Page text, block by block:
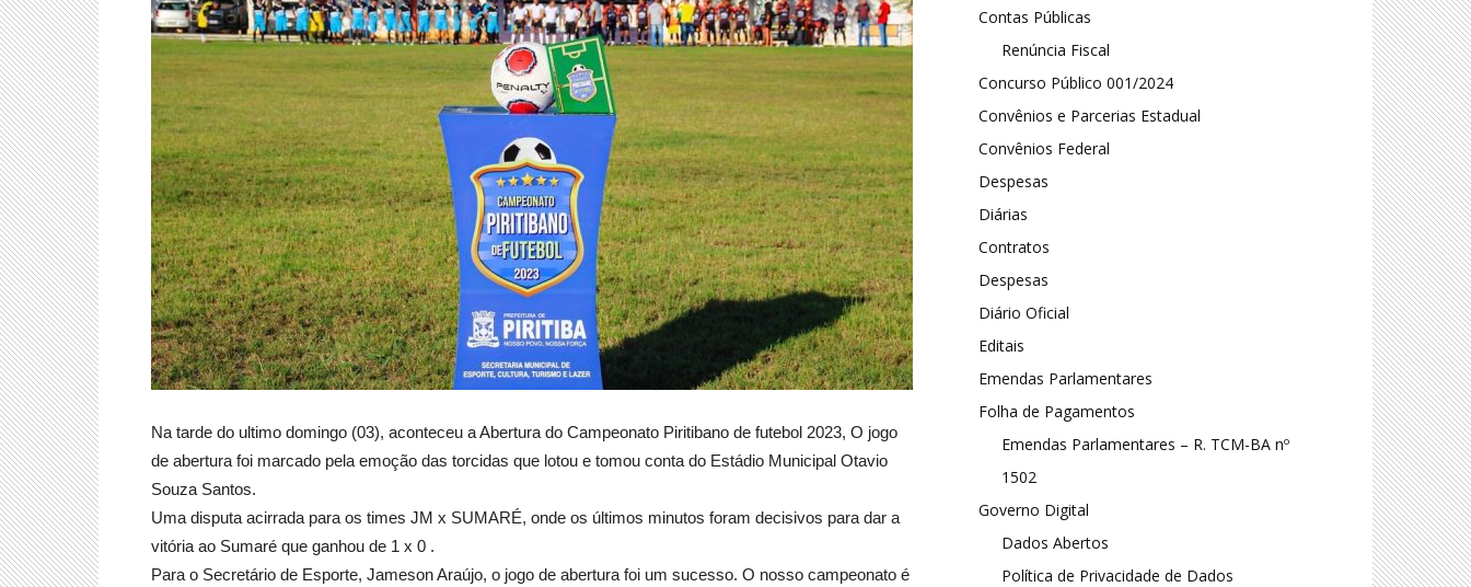
Piritiba
Na tarde do ultimo domingo (03), aconteceu a Abertura do Campeonato Piritibano de futebol 2023, O jogo
de abertura foi marcado pela emoção das torcidas que lotou e tomou conta do Estádio Municipal Otavio
Souza Santos.
Uma disputa acirrada para os times JM x SUMARÉ, onde os últimos minutos foram decisivos para dar a
vitória ao Sumaré que ganhou de 1 x 0 .
Para o Secretário de Esporte, Jameson Araújo, o jogo de abertura foi um sucesso. O nosso campeonato é
Contas Públicas
Renúncia Fiscal
Concurso Público 001/2024
Convênios e Parcerias Estadual
Convênios Federal
Despesas
Diárias
Contratos
Despesas
Diário Oficial
Editais
Emendas Parlamentares
Folha de Pagamentos
Emendas Parlamentares – R. TCM-BA nº
1502
Governo Digital
Dados Abertos
Política de Privacidade de Dados